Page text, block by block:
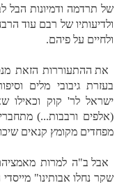
של תרדמה ודמיונות הבל
ולדיעותיו של רבם עוד
ולחיים על פיהם.
את ההתעוררות הזאת
בעזרת גיבובי מלים
ישראל לר' קוק וכאילו
(אלפים ורבבות...)
מפחדים מקומץ קנאים
אבל ב"ה למרות
שקר נחלו אבותינו"